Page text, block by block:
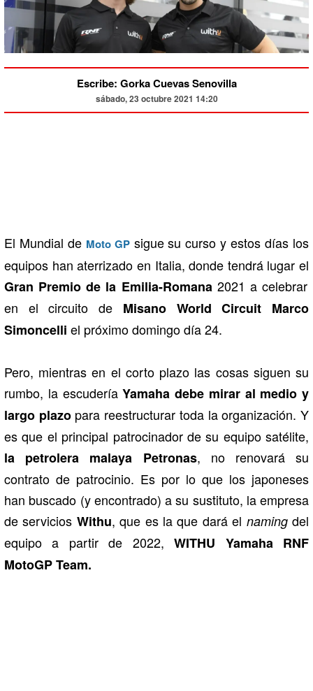
Escribe: Gorka Cuevas Senovilla
sábado, 23 octubre 2021 14:20
El Mundial de Moto GPsigue su curso y estos días los
equipos han aterrizado en Italia, donde tendrá lugar el
Gran Premio de la Emilia-Romana 2021 a celebrar
en el circuito de Misano World Circuit Marco
Simoncelli el próximo domingo día 24.
Pero, mientras en el corto plazo las cosas siguen su
rumbo, la escuderíaYamaha debe mirar al medio y
largo plazopara reestructurar toda la organización. Y
es que el principal patrocinador de su equipo satélite,
la petrolera malaya Petronas, no renovará su
contrato de patrocinio. Es por lo que los japoneses
han buscado (y encontrado) a su sustituto, la empresa
de servicios Withu, que es la que dará el namingdel
equipo a partir de 2022,WITHU Yamaha RNF
MotoGP Team.